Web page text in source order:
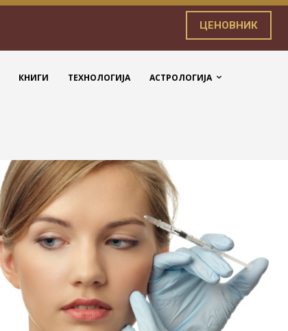
ЦЕНОВНИК
КНИГИ ТЕХНОЛОГИЈА АСТРОЛОГИЈА